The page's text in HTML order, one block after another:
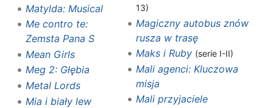
Matylda: Musical
Me contro te:
Zemsta Pana S
Mean Girls
Meg 2: Głębia
Metal Lords
Mia i biały lew
13)
Magiczny autobus znów
rusza w trasę
Maks i Ruby (serie I-II)
Mali agenci: Kluczowa
misja
Mali przyjaciele